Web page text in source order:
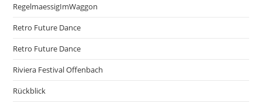
RegelmaessigImWaggon
Retro Future Dance
Retro Future Dance
Riviera Festival Offenbach
Rückblick